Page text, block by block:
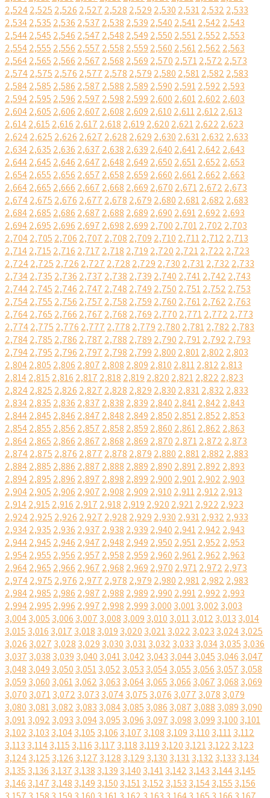
2,5242,525 2,526 2,527 2,528 2,529 2,530 2,5312,532 2,533
2,5342,535 2,536 2,537 2,538 2,539 2,540 2,5412,542 2,543
2,5442,545 2,546 2,547 2,548 2,549 2,550 2,5512,552 2,553
2,5542,555 2,556 2,557 2,558 2,559 2,560 2,5612,562 2,563
2,5642,565 2,566 2,567 2,568 2,569 2,570 2,5712,572 2,573
2,5742,575 2,576 2,577 2,578 2,579 2,580 2,5812,582 2,583
2,5842,585 2,586 2,587 2,588 2,589 2,590 2,5912,592 2,593
2,5942,595 2,596 2,597 2,598 2,599 2,600 2,6012,602 2,603
2,6042,605 2,606 2,607 2,608 2,609 2,610 2,6112,612 2,613
2,6142,615 2,616 2,617 2,618 2,619 2,620 2,6212,622 2,623
2,6242,625 2,626 2,627 2,628 2,629 2,630 2,6312,632 2,633
2,6342,635 2,636 2,637 2,638 2,639 2,640 2,6412,642 2,643
2,6442,645 2,646 2,647 2,648 2,649 2,650 2,6512,652 2,653
2,6542,655 2,656 2,657 2,658 2,659 2,660 2,6612,662 2,663
2,6642,665 2,666 2,667 2,668 2,669 2,670 2,6712,672 2,673
2,6742,675 2,676 2,677 2,678 2,679 2,680 2,6812,682 2,683
2,6842,685 2,686 2,687 2,688 2,689 2,690 2,6912,692 2,693
2,6942,695 2,696 2,697 2,698 2,699 2,700 2,7012,702 2,703
2,7042,705 2,706 2,707 2,708 2,709 2,710 2,7112,712 2,713
2,7142,715 2,716 2,717 2,718 2,719 2,720 2,7212,722 2,723
2,7242,725 2,726 2,727 2,728 2,729 2,730 2,7312,732 2,733
2,7342,735 2,736 2,737 2,738 2,739 2,740 2,7412,742 2,743
2,7442,745 2,746 2,747 2,748 2,749 2,750 2,7512,752 2,753
2,7542,755 2,756 2,757 2,758 2,759 2,760 2,7612,762 2,763
2,7642,765 2,766 2,767 2,768 2,769 2,770 2,7712,772 2,773
2,7742,775 2,776 2,777 2,778 2,779 2,780 2,7812,782 2,783
2,7842,785 2,786 2,787 2,788 2,789 2,790 2,7912,792 2,793
2,7942,795 2,796 2,797 2,798 2,799 2,800 2,8012,802 2,803
2,8042,805 2,806 2,807 2,808 2,809 2,810 2,8112,812 2,813
2,8142,815 2,816 2,817 2,818 2,819 2,820 2,8212,822 2,823
2,8242,825 2,826 2,827 2,828 2,829 2,830 2,8312,832 2,833
2,8342,835 2,836 2,837 2,838 2,839 2,840 2,8412,842 2,843
2,8442,845 2,846 2,847 2,848 2,849 2,850 2,8512,852 2,853
2,8542,855 2,856 2,857 2,858 2,859 2,860 2,8612,862 2,863
2,8642,865 2,866 2,867 2,868 2,869 2,870 2,8712,872 2,873
2,8742,875 2,876 2,877 2,878 2,879 2,880 2,8812,882 2,883
2,8842,885 2,886 2,887 2,888 2,889 2,890 2,8912,892 2,893
2,8942,895 2,896 2,897 2,898 2,899 2,900 2,9012,902 2,903
2,9042,905 2,906 2,907 2,908 2,909 2,910 2,9112,912 2,913
2,9142,915 2,916 2,917 2,918 2,919 2,920 2,9212,922 2,923
2,9242,925 2,926 2,927 2,928 2,929 2,930 2,9312,932 2,933
2,9342,935 2,936 2,937 2,938 2,939 2,940 2,9412,942 2,943
2,9442,945 2,946 2,947 2,948 2,949 2,950 2,9512,952 2,953
2,9542,955 2,956 2,957 2,958 2,959 2,960 2,9612,962 2,963
2,9642,965 2,966 2,967 2,968 2,969 2,970 2,9712,972 2,973
2,9742,975 2,976 2,977 2,978 2,979 2,980 2,9812,982 2,983
2,9842,985 2,986 2,987 2,988 2,989 2,990 2,9912,992 2,993
2,9942,995 2,996 2,997 2,998 2,999 3,000 3,0013,002 3,003
3,0043,005 3,006 3,007 3,008 3,009 3,010 3,0113,012 3,013 3,014
3,015 3,016 3,017 3,018 3,019 3,020 3,0213,022 3,023 3,0243,025
3,026 3,027 3,028 3,029 3,030 3,0313,032 3,033 3,0343,035 3,036
3,037 3,038 3,039 3,040 3,0413,042 3,043 3,0443,045 3,046 3,047
3,048 3,049 3,050 3,0513,052 3,053 3,0543,055 3,056 3,057 3,058
3,059 3,060 3,0613,062 3,063 3,0643,065 3,066 3,067 3,068 3,069
3,070 3,0713,072 3,073 3,0743,075 3,076 3,077 3,078 3,079
3,080 3,0813,082 3,083 3,0843,085 3,086 3,087 3,088 3,089 3,090
3,0913,092 3,093 3,0943,095 3,096 3,097 3,098 3,099 3,100 3,101
3,102 3,103 3,1043,105 3,106 3,107 3,108 3,109 3,110 3,1113,112
3,113 3,1143,115 3,116 3,117 3,118 3,119 3,120 3,1213,122 3,123
3,1243,125 3,126 3,127 3,128 3,129 3,130 3,1313,132 3,133 3,134
3,135 3,136 3,137 3,138 3,139 3,140 3,1413,142 3,143 3,1443,145
3,146 3,147 3,148 3,149 3,150 3,1513,152 3,153 3,1543,155 3,156